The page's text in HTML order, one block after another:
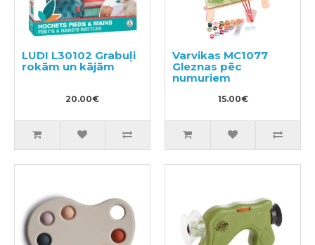
LUDI L30102 Grabuļi
rokām un kājām
20.00€
Varvikas MC1077
Gleznas pēc
numuriem
15.00€